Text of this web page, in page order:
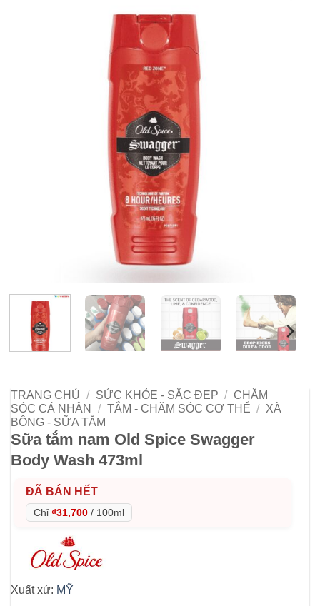
TRANG CHỦ / SỨC KHỎE - SẮC ĐẸP / CHĂM
SÓC CÁ NHÂN
/ TẮM - CHĂM SÓC CƠ THỂ / XÀ
BÔNG - SỮA TẮM
Sữa tắm nam Old Spice Swagger
Body Wash 473ml
ĐÃ BÁN HẾT
Chỉ ₫31,700 / 100ml
Xuất xứ: MỸ